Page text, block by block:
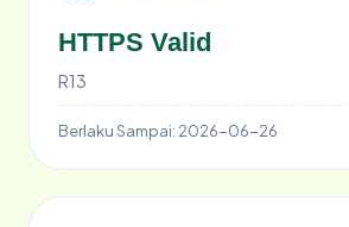
HTTPS Valid
R13
Berlaku Sampai: 2026-06-26